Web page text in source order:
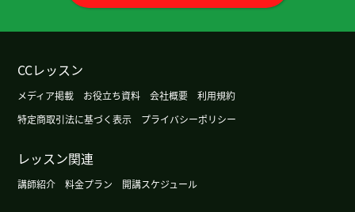
CCレッスン
メディア掲載 お役立ち資料 会社概要
利用規約
特定商取引法に基づく表示
プライバシーポリシー
レッスン関連
講師紹介 料金プラン 開講スケジュール